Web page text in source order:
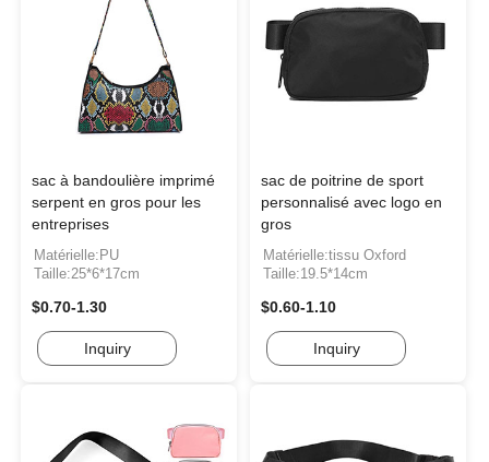
sac à bandoulière imprimé
serpent en gros pour les
entreprises
Matérielle:PU
Taille:25*6*17cm
$0.70-1.30
Inquiry
sac de poitrine de sport
personnalisé avec logo en
gros
Matérielle:tissu Oxford
Taille:19.5*14cm
$0.60-1.10
Inquiry